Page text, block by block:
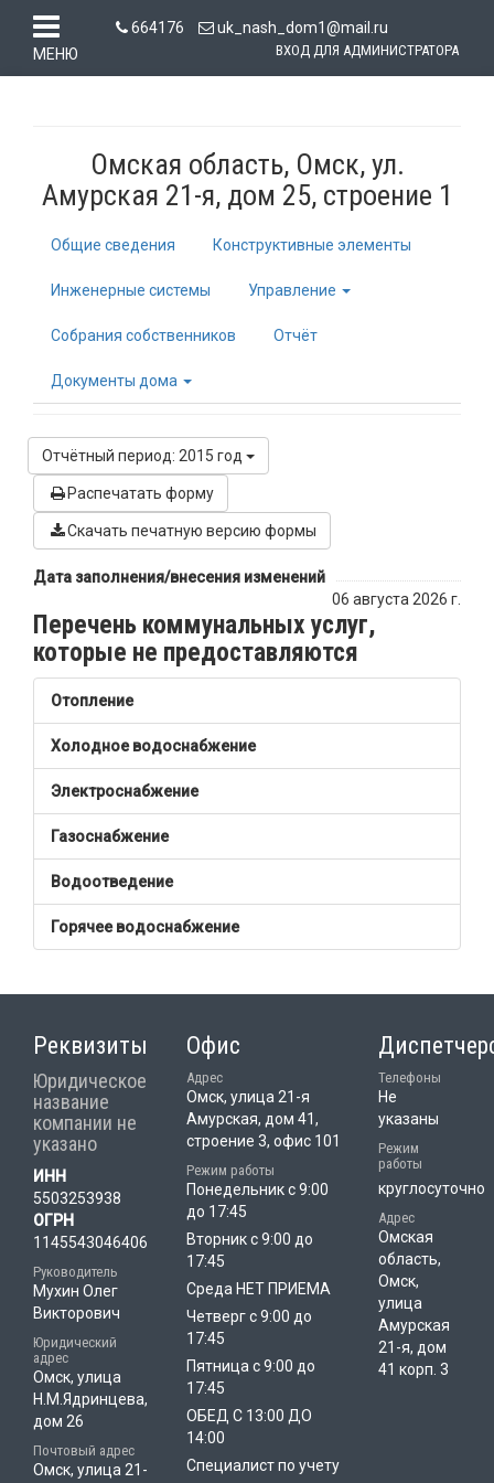
МЕНЮ
664176 uk_nash_dom1@mail.ru
ВХОД ДЛЯ АДМИНИСТРАТОРА
Омская область, Омск, ул.
Амурская 21-я, дом 25, строение 1
Общие сведения Конструктивные элементы
Инженерные системы Управление
Собрания собственников Отчёт
Документы дома
Отчётный период: 2015 год
Распечатать форму
Скачать печатную версию формы
Дата заполнения/внесения изменений
06 августа 2026 г.
Перечень коммунальных услуг,
которые не предоставляются
Отопление
Холодное водоснабжение
Электроснабжение
Газоснабжение
Водоотведение
Горячее водоснабжение
Реквизиты
Юридическое
название
компании не
указано
ИНН
5503253938
ОГРН
1145543046406
Руководитель
Мухин Олег
Викторович
Юридический
адрес
Омск, улица
Н.М.Ядринцева,
дом 26
Почтовый адрес
Омск, улица 21-
Офис
Адрес
Омск, улица 21-я
Амурская, дом 41,
строение 3, офис 101
Режим работы
Понедельник с 9:00
до 17:45
Вторник с 9:00 до
17:45
Среда НЕТ ПРИЕМА
Четверг с 9:00 до
17:45
Пятница с 9:00 до
17:45
ОБЕД С 13:00 ДО
14:00
Специалист по учету
Телефоны
Не
указаны
Режим
работы
круглосуточно
Адрес
Омская
область,
Омск,
улица
Амурская
21-я, дом
41 корп. 3